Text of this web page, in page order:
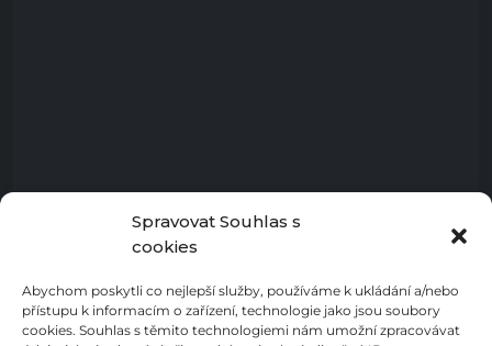
Spravovat Souhlas s
cookies
Abychom poskytli co nejlepší služby, používáme k ukládání a/nebo
přístupu k informacím o zařízení, technologie jako jsou soubory
cookies. Souhlas s těmito technologiemi nám umožní zpracovávat